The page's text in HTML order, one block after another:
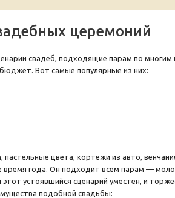
церемоний
свадеб, подходящие парам по
Вот самые популярные из них:
цвета, кортежи из авто,
время года. Он подходит всем парам —
устоявшийся сценарий уместен, и
подобной свадьбы: